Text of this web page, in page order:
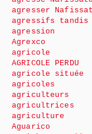
agresser
agressifs tandis
agression
Agrexco
agricole
AGRICOLE PERDU
agricole située
agricoles
agriculteurs
agricultrices
agriculture
Aguarico